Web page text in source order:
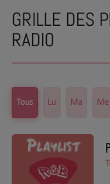
Actu
Interviews
Top 5
GRILLE DES
RADIO
Tous Lu Ma Me